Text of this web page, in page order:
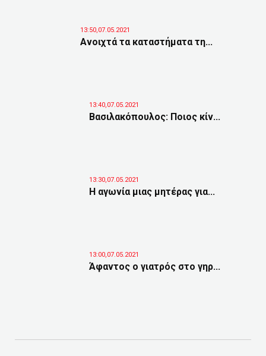
13:50,07.05.2021
Ανοιχτά τα καταστήματα τη...
13:40,07.05.2021
Βασιλακόπουλος: Ποιος κίν...
13:30,07.05.2021
Η αγωνία μιας μητέρας για...
13:00,07.05.2021
Άφαντος ο γιατρός στο γηρ...